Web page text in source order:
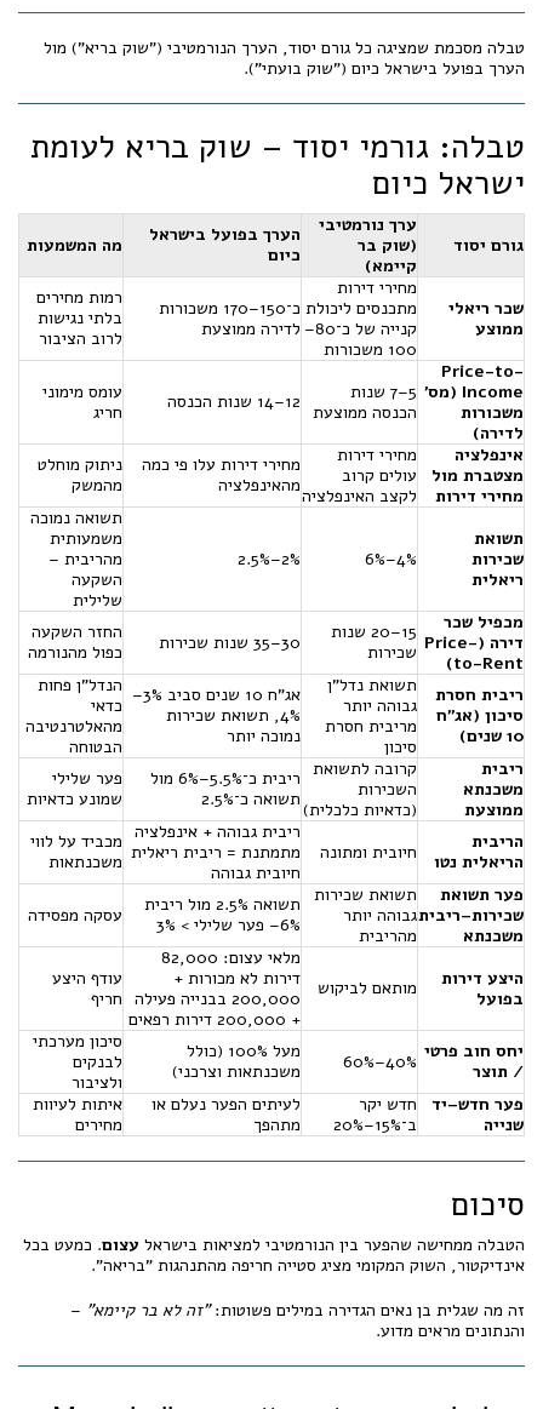
טבלה מסכמת שמציגה כל גורם יסוד, הערך הנורמטיבי ("שוק בריא") מול
הערך בפועל בישראל כיום ("שוק בועתי").
טבלה: גורמי יסוד – שוק בריא לעומת
ישראל כיום
גורם יסוד
ערך נורמטיבי
(שוק בר
קיימא)
הערך בפועל בישראל
כיום
מה המשמעות
שכר ריאלי
ממוצע
מחירי דירות
מתכנסים ליכולת
קנייה של כ־80–
100 משכורות
כ־150–170 משכורות
לדירה ממוצעת
רמות מחירים
בלתי נגישות
לרוב הציבור
Price-to-
Income (מס’
משכורות
לדירה)
5–7 שנות
הכנסה ממוצעת 12–14 שנות הכנסה
עומס מימוני
חריג
אינפלציה
מצטברת מול
מחירי דירות
מחירי דירות
עולים קרוב
לקצב האינפלציה
מחירי דירות עלו פי כמה
מהאינפלציה
ניתוק מוחלט
מהמשק
תשואת
שכירות
ריאלית
4%–6%
2%–2.5%
תשואה נמוכה
משמעותית
מהריבית –
השקעה
שלילית
מכפיל שכר
דירה (Price-
to-Rent)
15–20 שנות
שכירות
30–35 שנות שכירות
החזר השקעה
כפול מהנורמה
ריבית חסרת
סיכון (אג"ח
10 שנים)
תשואת נדל"ן
גבוהה יותר
מריבית חסרת
סיכון
אג"ח 10 שנים סביב 3%–
4%, תשואת שכירות
נמוכה יותר
הנדל"ן פחות
כדאי
מהאלטרנטיבה
הבטוחה
ריבית
משכנתא
ממוצעת
קרובה לתשואת
השכירות
(כדאיות כלכלית)
ריבית כ־5.5%–6% מול
תשואה כ־2.5%
פער שלילי
שמונע כדאיות
הריבית
הריאלית נטו
חיובית ומתונה
ריבית גבוהה + אינפלציה
מתמתנת = ריבית ריאלית
חיובית גבוהה
מכביד על לווי
משכנתאות
פער תשואת
שכירות–ריבית
משכנתא
תשואת שכירות
גבוהה יותר
מהריבית
תשואה 2.5% מול ריבית
6%– פער שלילי > 3%
עסקה מפסידה
היצע דירות
בפועל
מותאם לביקוש
מלאי עצום: 82,000
דירות לא מכורות +
200,000 בבנייה פעילה
+ 200,000 דירות רפאים
עודף היצע
חריף
יחס חוב פרטי
/ תוצר
40%–60%
מעל 100% (כולל
משכנתאות וצרכני)
סיכון מערכתי
לבנקים
ולציבור
פער חדש–יד
שנייה
חדש יקר
ב־15%–20%
לעיתים הפער נעלם או
מתהפך
איתות לעיוות
מחירים
סיכום
הטבלה ממחישה שהפער בין הנורמטיבי למציאות בישראל עצום. כמעט בכל
אינדיקטור, השוק המקומי מציג סטייה חריפה מהתנהגות "בריאה".
זה מה שגלית בן נאים הגדירה במילים פשוטות:"זה לא בר קיימא" –
והנתונים מראים מדוע.